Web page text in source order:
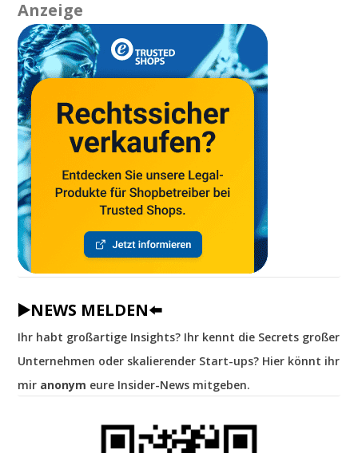
Anzeige
▶️NEWS MELDEN⬅️
Ihr habt großartige Insights? Ihr kennt die Secrets großer
Unternehmen oder skalierender Start-ups? Hier könnt ihr
mir anonym eure Insider-News mitgeben.